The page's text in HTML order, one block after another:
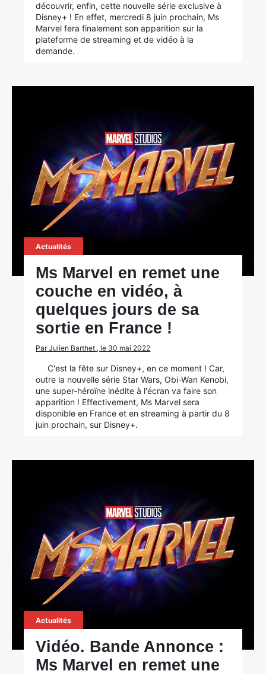
découvrir, enfin, cette nouvelle série exclusive à
Disney+ ! En effet, mercredi 8 juin prochain, Ms
Marvel fera finalement son apparition sur la
plateforme de streaming et de vidéo à la
demande.
Actualités
Ms Marvel en remet une
couche en vidéo, à
quelques jours de sa
sortie en France !
Par Julien Barthet , le 30 mai 2022
C'est la fête sur Disney+, en ce moment ! Car,
outre la nouvelle série Star Wars, Obi-Wan Kenobi,
une super-héroïne inédite à l'écran va faire son
apparition ! Effectivement, Ms Marvel sera
disponible en France et en streaming à partir du 8
juin prochain, sur Disney+.
Actualités
Vidéo. Bande Annonce :
Ms Marvel en remet une